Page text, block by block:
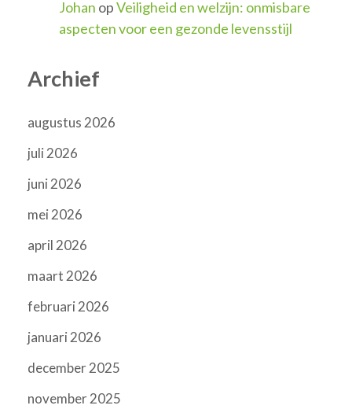
Johan opVeiligheid en welzijn: onmisbare
aspecten voor een gezonde levensstijl
Archief
augustus 2026
juli 2026
juni 2026
mei 2026
april 2026
maart 2026
februari 2026
januari 2026
december 2025
november 2025